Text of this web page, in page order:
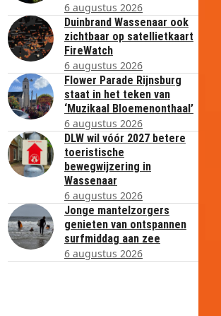
6 augustus 2026
Duinbrand Wassenaar ook
zichtbaar op satellietkaart
FireWatch
6 augustus 2026
Flower Parade Rijnsburg
staat in het teken van
‘Muzikaal Bloemenonthaal’
6 augustus 2026
DLW wil vóór 2027 betere
toeristische
bewegwijzering in
Wassenaar
6 augustus 2026
Jonge mantelzorgers
genieten van ontspannen
surfmiddag aan zee
6 augustus 2026